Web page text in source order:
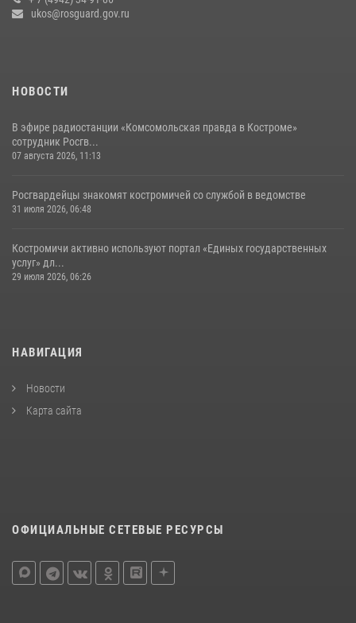
04 августа 2026, 11:35
ukos@rosguard.gov.ru
НОВОСТИ
В эфире радиостанции «Комсомольская правда в Костроме»
сотрудник Росгв...
07 августа 2026, 11:13
Росгвардейцы знакомят костромичей со службой в ведомстве
31 июля 2026, 06:48
Костромичи активно используют портал «Единых государственных
услуг» дл...
29 июля 2026, 06:26
НАВИГАЦИЯ
Новости
Карта сайта
ОФИЦИАЛЬНЫЕ СЕТЕВЫЕ РЕСУРСЫ